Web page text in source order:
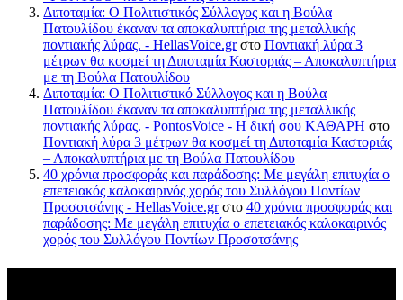
Διποταμία: Ο Πολιτιστικός Σύλλογος και η Βούλα
Πατουλίδου έκαναν τα αποκαλυπτήρια της μεταλλικής
ποντιακής λύρας. - HellasVoice.grστο Ποντιακή λύρα 3
μέτρων θα κοσμεί τη Διποταμία Καστοριάς – Αποκαλυπτήρια
με τη Βούλα Πατουλίδου
Διποταμία: Ο Πολιτιστικό Σύλλογος και η Βούλα
Πατουλίδου έκαναν τα αποκαλυπτήρια της μεταλλικής
ποντιακής λύρας. - PontosVoice - H δική σου ΚΑΘΑΡΗ στο
Ποντιακή λύρα 3 μέτρων θα κοσμεί τη Διποταμία Καστοριάς
– Αποκαλυπτήρια με τη Βούλα Πατουλίδου
40 χρόνια προσφοράς και παράδοσης: Με μεγάλη επιτυχία ο
επετειακός καλοκαιρινός χορός του Συλλόγου Ποντίων
Προσοτσάνης - HellasVoice.grστο 40 χρόνια προσφοράς και
παράδοσης: Με μεγάλη επιτυχία ο επετειακός καλοκαιρινός
χορός του Συλλόγου Ποντίων Προσοτσάνης